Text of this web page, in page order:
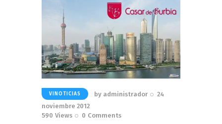
VINOTICIAS by administrador
24
noviembre 2012
590 Views 0 Comments